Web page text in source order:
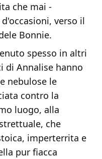
che mai -
verso il
Bonnie.
spesso in altri
di Annalise hanno
nebulose le
contro la
luogo, alla
che
imperterrita e
pur fiacca